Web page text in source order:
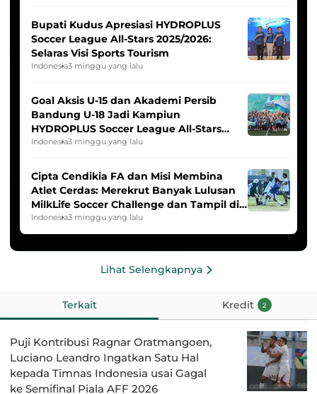
Bupati Kudus Apresiasi HYDROPLUS
Soccer League All-Stars 2025/2026:
Selaras Visi Sports Tourism
Indonesia3 minggu yang lalu
Goal Aksis U-15 dan Akademi Persib
Bandung U-18 Jadi Kampiun
HYDROPLUS Soccer League All-Stars
2025/2026
Indonesia3 minggu yang lalu
Cipta Cendikia FA dan Misi Membina
Atlet Cerdas: Merekrut Banyak Lulusan
MilkLife Soccer Challenge dan Tampil di
HYDROPLUS Soccer League
Indonesia3 minggu yang lalu
Lihat Selengkapnya
Terkait Kredit 2
Puji Kontribusi Ragnar Oratmangoen,
Luciano Leandro Ingatkan Satu Hal
kepada Timnas Indonesia usai Gagal
ke Semifinal Piala AFF 2026